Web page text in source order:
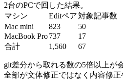
2台のPCで回した結果。
マシン
Editペア対象記事数
Mac mini
823
50
MacBook Pro737
17
合計
1,560 67
git差分から取れる数の5倍以上が
全部が文体修正ではなく内容修